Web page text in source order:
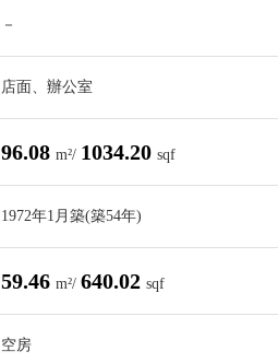
－
店面、辦公室
96.08 m²/ 1034.20 sqf
1972年1月築(築54年)
59.46 m²/ 640.02 sqf
空房